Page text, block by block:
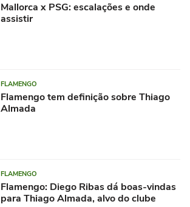
Mallorca x PSG: escalações e onde
assistir
FLAMENGO
Flamengo tem definição sobre Thiago
Almada
FLAMENGO
Flamengo: Diego Ribas dá boas-vindas
para Thiago Almada, alvo do clube